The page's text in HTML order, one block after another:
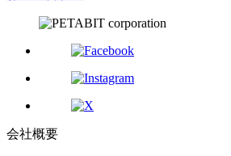
会社概要